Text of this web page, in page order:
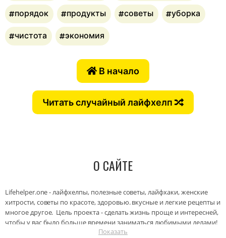
порядок продукты советы уборка
чистота экономия
В начало
Читать случайный лайфхелп
О САЙТЕ
Lifehelper.one - лайфхелпы, полезные советы, лайфхаки, женские
хитрости, советы по красоте, здоровью. вкусные и легкие рецепты и
многое другое. Цель проекта - сделать жизнь проще и интересней,
чтобы у вас было больше времени заниматься любимыми делами!
И уделять больше внимания близким людям.
Показать